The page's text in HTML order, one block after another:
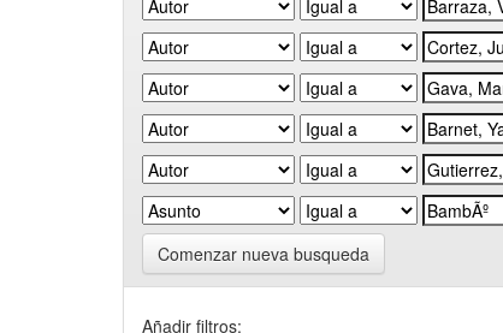
Comenzar nueva busqueda
Añadir filtros: